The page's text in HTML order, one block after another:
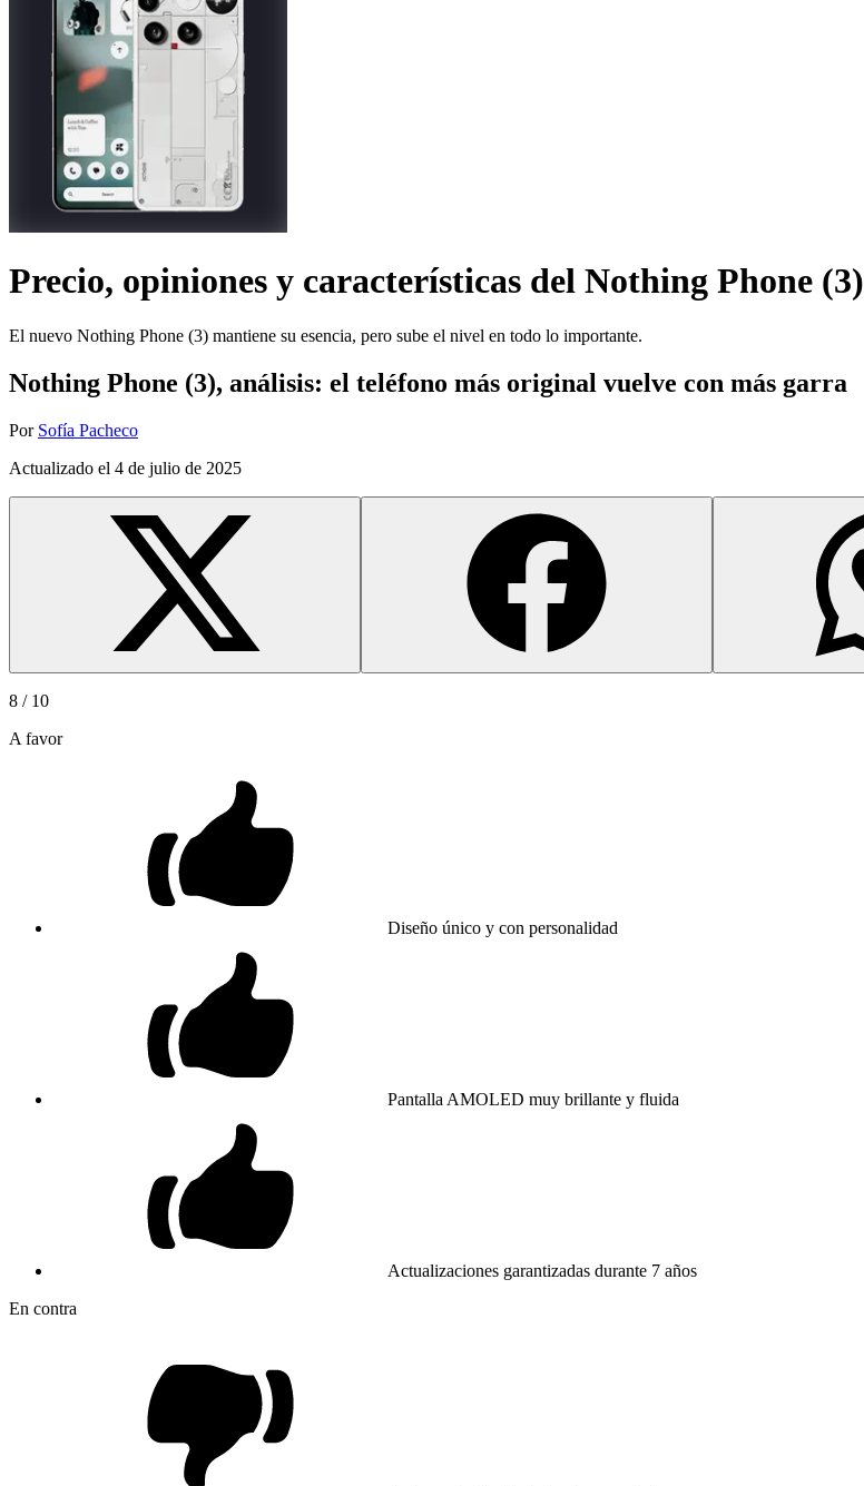
Precio, opiniones y características del Nothing Phone (3)
El nuevo Nothing Phone (3) mantiene su esencia, pero sube el nivel en todo lo importante.
Nothing Phone (3), análisis: el teléfono más original vuelve con más garra
Por Sofía Pacheco
Actualizado el 4 de julio de 2025
8 / 10
A favor
Diseño único y con personalidad
Pantalla AMOLED muy brillante y fluida
Actualizaciones garantizadas durante 7 años
En contra